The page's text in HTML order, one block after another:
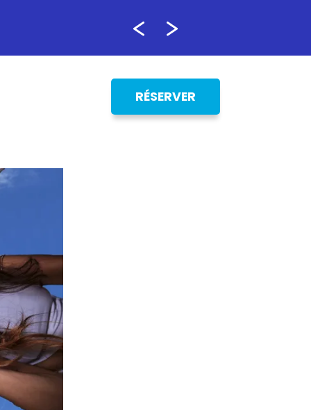
RÉSERVER